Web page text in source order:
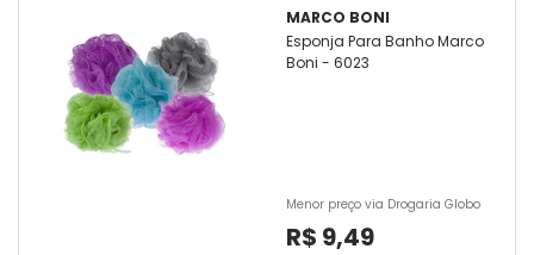
MARCO BONI
Esponja Para Banho Marco
Boni - 6023
Menor preço via Drogaria Globo
R$ 9,49